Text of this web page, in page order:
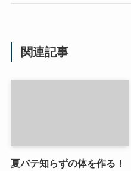
関連記事
夏バテ知らずの体を作る！